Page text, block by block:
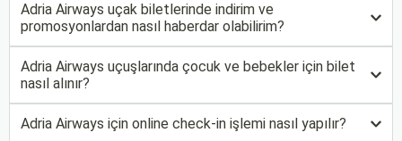
Adria Airways uçak biletlerinde indirim ve
promosyonlardan nasıl haberdar olabilirim?
Adria Airways uçuşlarında çocuk ve bebekler için bilet
nasıl alınır?
Adria Airways için online check-in işlemi nasıl yapılır?